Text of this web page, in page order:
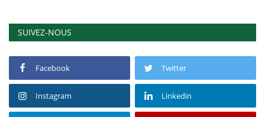
SUIVEZ-NOUS
Facebook Twitter
Instagram Linkedin